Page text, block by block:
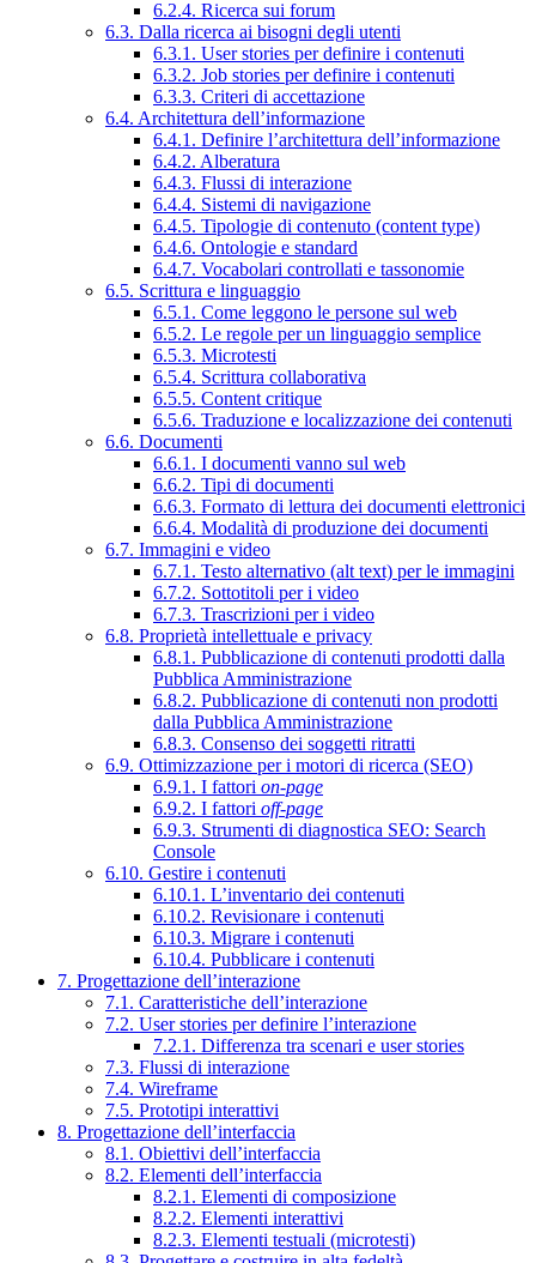
6.2.4. Ricerca sui forum
6.3. Dalla ricerca ai bisogni degli utenti
6.3.1. User stories per definire i contenuti
6.3.2. Job stories per definire i contenuti
6.3.3. Criteri di accettazione
6.4. Architettura dell’informazione
6.4.1. Definire l’architettura dell’informazione
6.4.2. Alberatura
6.4.3. Flussi di interazione
6.4.4. Sistemi di navigazione
6.4.5. Tipologie di contenuto (content type)
6.4.6. Ontologie e standard
6.4.7. Vocabolari controllati e tassonomie
6.5. Scrittura e linguaggio
6.5.1. Come leggono le persone sul web
6.5.2. Le regole per un linguaggio semplice
6.5.3. Microtesti
6.5.4. Scrittura collaborativa
6.5.5. Content critique
6.5.6. Traduzione e localizzazione dei contenuti
6.6. Documenti
6.6.1. I documenti vanno sul web
6.6.2. Tipi di documenti
6.6.3. Formato di lettura dei documenti elettronici
6.6.4. Modalità di produzione dei documenti
6.7. Immagini e video
6.7.1. Testo alternativo (alt text) per le immagini
6.7.2. Sottotitoli per i video
6.7.3. Trascrizioni per i video
6.8. Proprietà intellettuale e privacy
6.8.1. Pubblicazione di contenuti prodotti dalla
Pubblica Amministrazione
6.8.2. Pubblicazione di contenuti non prodotti
dalla Pubblica Amministrazione
6.8.3. Consenso dei soggetti ritratti
6.9. Ottimizzazione per i motori di ricerca (SEO)
6.9.1. I fattori on-page
6.9.2. I fattori off-page
6.9.3. Strumenti di diagnostica SEO: Search
Console
6.10. Gestire i contenuti
6.10.1. L’inventario dei contenuti
6.10.2. Revisionare i contenuti
6.10.3. Migrare i contenuti
6.10.4. Pubblicare i contenuti
7. Progettazione dell’interazione
7.1. Caratteristiche dell’interazione
7.2. User stories per definire l’interazione
7.2.1. Differenza tra scenari e user stories
7.3. Flussi di interazione
7.4. Wireframe
7.5. Prototipi interattivi
8. Progettazione dell’interfaccia
8.1. Obiettivi dell’interfaccia
8.2. Elementi dell’interfaccia
8.2.1. Elementi di composizione
8.2.2. Elementi interattivi
8.2.3. Elementi testuali (microtesti)